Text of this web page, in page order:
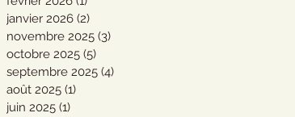
janvier 2026 (2)
novembre 2025 (3)
octobre 2025 (5)
septembre 2025 (4)
août 2025 (1)
juin 2025 (1)